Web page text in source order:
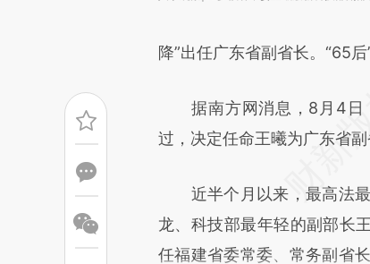
降”出任广东省副省长。“65
据南方网消息，8月4日，
过，决定任命王曦为广东省副
近半个月以来，最高法最
龙、科技部最年轻的副部长
任福建省委常委、常务副省